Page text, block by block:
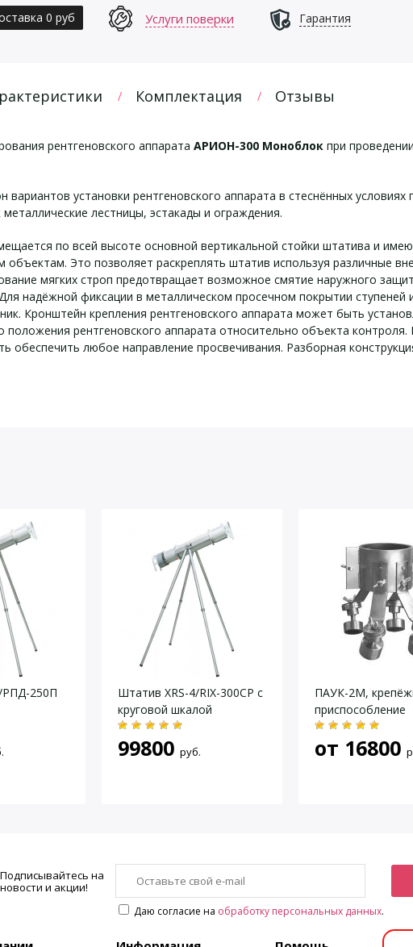
0 руб Услуги поверки Гарантия
Комплектация Отзывы
рентгеновского аппарата АРИОН-300 Моноблок при
установки рентгеновского аппарата в стеснённых
лестницы, эстакады и ограждения.
по всей высоте основной вертикальной стойки штатива и
объектам. Это позволяет раскреплять штатив используя различные
мягких строп предотвращает возможное смятие наружного
надёжной фиксации в металлическом просечном покрытии ступеней
Кронштейн крепления рентгеновского аппарата может быть
положения рентгеновского аппарата относительно объекта
обеспечить любое направление просвечивания. Разборная
мм
РПД-250П
Штатив XRS-4/RIX-300CP с
круговой шкалой
99800 руб.
ПАУК-2М,
приспособление
от 16800
Подписывайтесь на
новости и акции!
Даю согласие на обработку персональных данных.